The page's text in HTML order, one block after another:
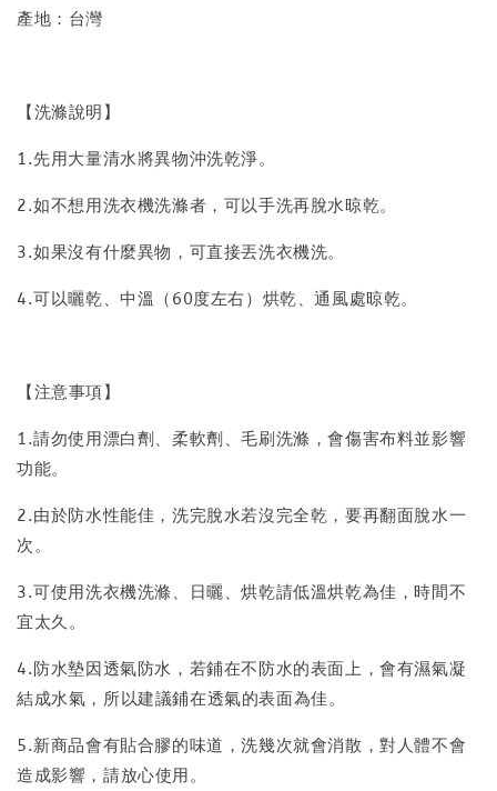
產地：台灣
【洗滌說明】
1.先用大量清水將異物沖洗乾淨。
2.如不想用洗衣機洗滌者，可以手洗再脫水晾乾。
3.如果沒有什麼異物，可直接丟洗衣機洗。
4.可以曬乾、中溫（60度左右）烘乾、通風處晾乾。
【注意事項】
1.請勿使用漂白劑、柔軟劑、毛刷洗滌，會傷害布料並影響
功能。
2.由於防水性能佳，洗完脫水若沒完全乾，要再翻面脫水一
次。
3.可使用洗衣機洗滌、日曬、烘乾請低溫烘乾為佳，時間不
宜太久。
4.防水墊因透氣防水，若鋪在不防水的表面上，會有濕氣凝
結成水氣，所以建議鋪在透氣的表面為佳。
5.新商品會有貼合膠的味道，洗幾次就會消散，對人體不會
造成影響，請放心使用。